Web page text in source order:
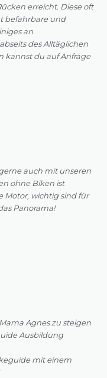
erreicht. Diese oft
befahrbare und
an
des Alltäglichen
kannst du auf Anfrage
auch mit unseren
ohne Biken ist
Motor, wichtig sind für
Panorama!
Agnes zu steigen
Ausbildung
mit einem